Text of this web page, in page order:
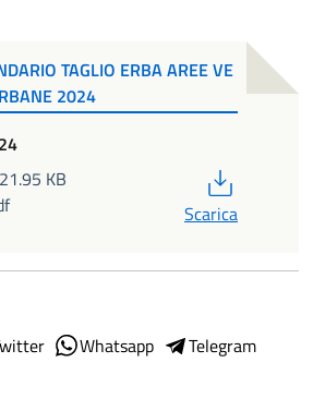
TAGLIO ERBA AREE VE
2024
KB
Scarica
Whatsapp
Telegram